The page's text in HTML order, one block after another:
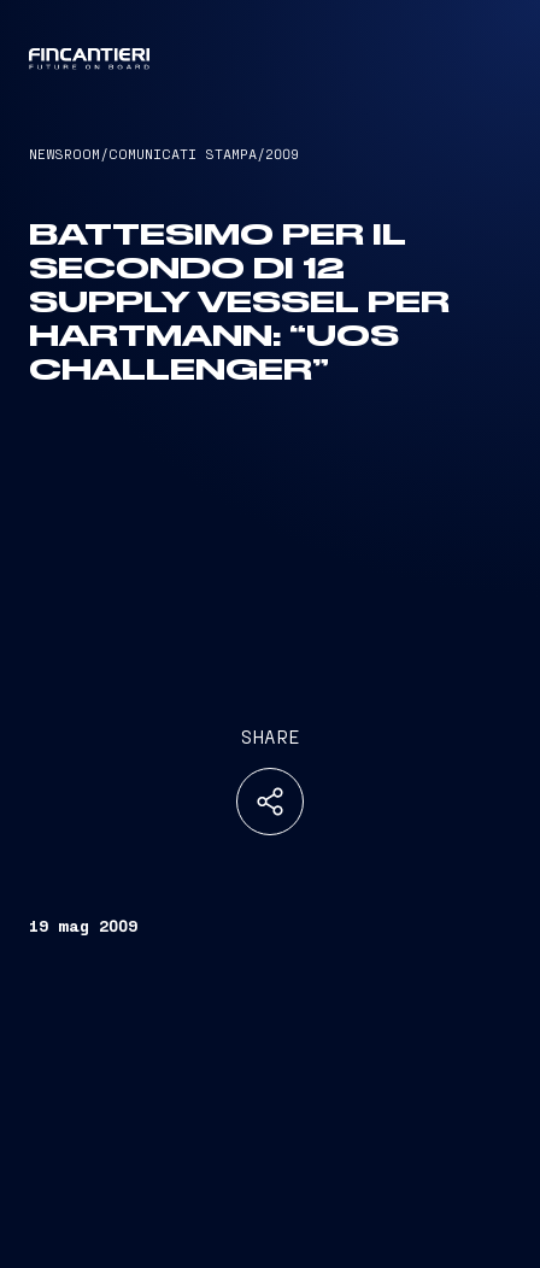
NEWSROOM /COMUNICATI STAMPA/2009
BATTESIMO PER IL
SECONDO DI 12
SUPPLY VESSEL PER
HARTMANN: “UOS
CHALLENGER”
SHARE
19 mag 2009